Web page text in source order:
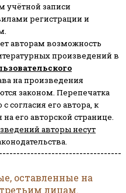
учётной записи
регистрации и
авторам возможность
произведений в
на произведения
законом. Перепечатка
согласия его автора, к
его авторской странице.
авторы несут
оставленные на
лицам.